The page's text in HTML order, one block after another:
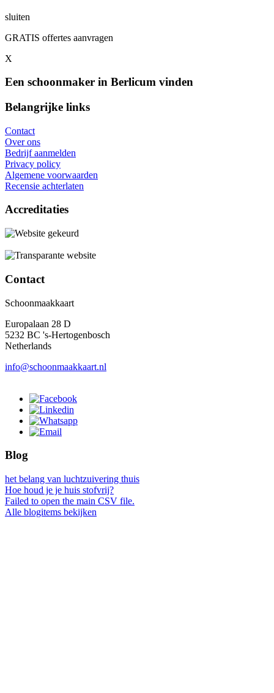
sluiten
GRATIS offertes aanvragen
X
Een schoonmaker in Berlicum vinden
Belangrijke links
Contact
Over ons
Bedrijf aanmelden
Privacy policy
Algemene voorwaarden
Recensie achterlaten
Accreditaties
Contact
Schoonmaakkaart
Europalaan 28 D
5232 BC 's-Hertogenbosch
Netherlands
info@schoonmaakkaart.nl
Blog
het belang van luchtzuivering thuis
Hoe houd je je huis stofvrij?
Failed to open the main CSV file.
Alle blogitems bekijken